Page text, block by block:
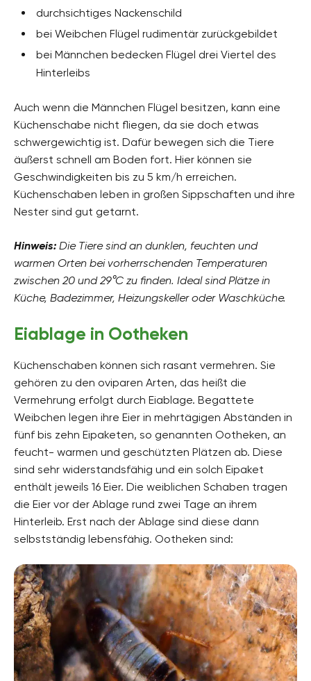
durchsichtiges Nackenschild
bei Weibchen Flügel rudimentär zurückgebildet
bei Männchen bedecken Flügel drei Viertel des
Hinterleibs
Auch wenn die Männchen Flügel besitzen, kann eine
Küchenschabe nicht fliegen, da sie doch etwas
schwergewichtig ist. Dafür bewegen sich die Tiere
äußerst schnell am Boden fort. Hier können sie
Geschwindigkeiten bis zu 5 km/h erreichen.
Küchenschaben leben in großen Sippschaften und ihre
Nester sind gut getarnt.
Hinweis: Die Tiere sind an dunklen, feuchten und
warmen Orten bei vorherrschenden Temperaturen
zwischen 20 und 29°C zu finden. Ideal sind Plätze in
Küche, Badezimmer, Heizungskeller oder Waschküche.
Eiablage in Ootheken
Küchenschaben können sich rasant vermehren. Sie
gehören zu den oviparen Arten, das heißt die
Vermehrung erfolgt durch Eiablage. Begattete
Weibchen legen ihre Eier in mehrtägigen Abständen in
fünf bis zehn Eipaketen, so genannten Ootheken, an
feucht- warmen und geschützten Plätzen ab. Diese
sind sehr widerstandsfähig und ein solch Eipaket
enthält jeweils 16 Eier. Die weiblichen Schaben tragen
die Eier vor der Ablage rund zwei Tage an ihrem
Hinterleib. Erst nach der Ablage sind diese dann
selbstständig lebensfähig. Ootheken sind: